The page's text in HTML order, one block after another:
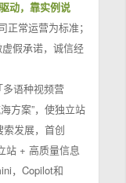
动，靠实例说
正常运营为标准；
假承诺，诚信经
语种视频营
方案”，使独立站
发展，首创
站 + 高质量信息
，Copilot和